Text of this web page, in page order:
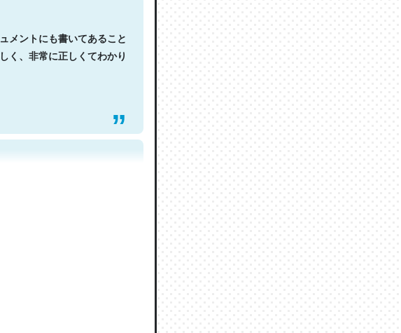
メントにも書いてあること
く、非常に正しくてわかり
。小説でいう「ずっと前
進化すればするほど分かり